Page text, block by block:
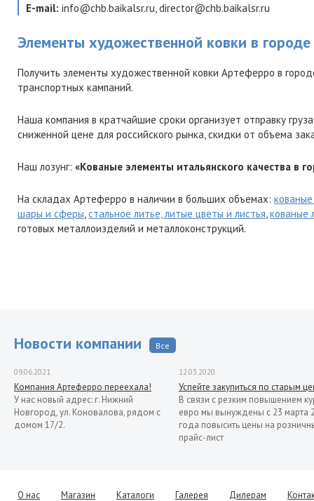
E-mail: info@chb.baikalsr.ru,director@chb.baikalsr.ru
Элементы художественной ковки в
Получить элементы художественной ковки Артеферро в
транспортных кампаний.
Наша компания в кратчайшие сроки организует отправку
сниженной цене для российского рынка, скидки от объема
Наш лозунг: «Кованые элементы итальянского качества в
На складах Артеферро в наличии в больших объемах:
шары и сферы,стальное литье, литые цветы и листья,кованые
готовых металлоизделий и металлоконструкций.
Новости компании Все
09.06.2021
Компания Артеферро переехала!
У нас новый адрес: г. Нижний
Новгород, ул. Коновалова, рядом с
домом 17/2.
12.03.2020
Успейте закупиться по старым
В связи с резким повышением
евро мы вынуждены с 23 марта
года повысить цены на
прайс-лист
Уважаемые клиенты! Представляем
О нас Магазин Каталоги Галерея Дилерам